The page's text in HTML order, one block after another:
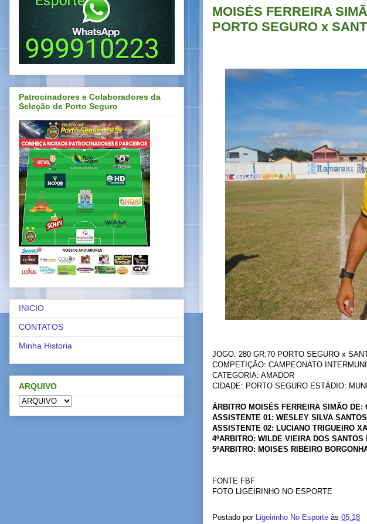
MOISÉS FERREIRA
PORTO SEGURO x
JOGO: 280 GR:70 PORTO SEGURO x
COMPETIÇÃO: CAMPEONATO
CATEGORIA: AMADOR
CIDADE: PORTO SEGURO ESTÁDIO:
ÁRBITRO MOISÉS FERREIRA SIMÃO DE:
ASSISTENTE 01: WESLEY SILVA
ASSISTENTE 02: LUCIANO TRIGUEIRO
4ºARBITRO: WILDE VIEIRA DOS
5ºARBITRO: MOISES RIBEIRO
FONTE FBF
FOTO LIGEIRINHO NO ESPORTE
Postado por Ligeirinho No Esporte às 05:18
Patrocinadores e Colaboradores da
Seleção de Porto Seguro
INICIO
CONTATOS
Minha Historia
ARQUIVO